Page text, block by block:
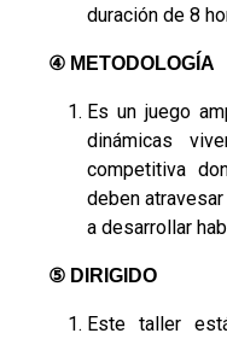
duración de 8
④ METODOLOGÍA
Es un juego
dinámicas
competitiva
deben
a desarrollar
⑤ DIRIGIDO
Este taller